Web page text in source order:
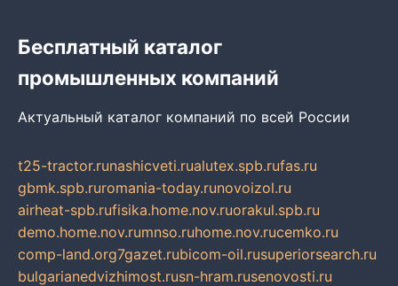
Бесплатный каталог
промышленных компаний
Актуальный каталог компаний по всей России
t25-tractor.runashicveti.rualutex.spb.rufas.ru
gbmk.spb.ruromania-today.runovoizol.ru
airheat-spb.rufisika.home.nov.ruorakul.spb.ru
demo.home.nov.rumnso.ruhome.nov.rucemko.ru
comp-land.org7gazet.rubicom-oil.rusuperiorsearch.ru
bulgarianedvizhimost.rusn-hram.rusenovosti.ru